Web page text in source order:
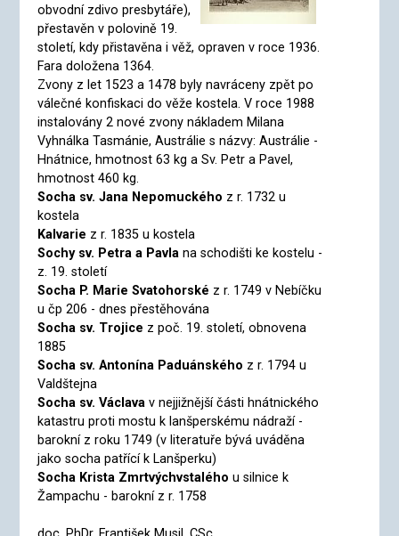
obvodní zdivo presbytáře),
přestavěn v polovině 19.
století, kdy přistavěna i věž, opraven v roce 1936.
Fara doložena 1364.
Zvony z let 1523 a 1478 byly navráceny zpět po
válečné konfiskaci do věže kostela. V roce 1988
instalovány 2 nové zvony nákladem Milana
Vyhnálka Tasmánie, Austrálie s názvy: Austrálie -
Hnátnice, hmotnost 63 kg a Sv. Petr a Pavel,
hmotnost 460 kg.
Socha sv. Jana Nepomuckého z r. 1732 u
kostela
Kalvarie z r. 1835 u kostela
Sochy sv. Petra a Pavla na schodišti ke kostelu -
z. 19. století
Socha P. Marie Svatohorské z r. 1749 v Nebíčku
u čp 206 - dnes přestěhována
Socha sv. Trojice z poč. 19. století, obnovena
1885
Socha sv. Antonína Paduánského z r. 1794 u
Valdštejna
Socha sv. Václava v nejjižnější části hnátnického
katastru proti mostu k lanšperskému nádraží -
barokní z roku 1749 (v literatuře bývá uváděna
jako socha patřící k Lanšperku)
Socha Krista Zmrtvýchvstalého u silnice k
Žampachu - barokní z r. 1758